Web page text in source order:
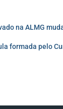
na ALMG
formada pelo